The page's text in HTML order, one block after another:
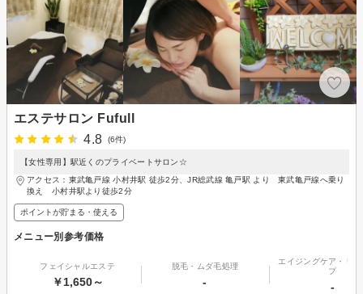
エステサロン Fufull
4.8
(6件)
【女性専用】駅近くのプライベートサロン☆
アクセス：東武亀戸線 小村井駅 徒歩2分、JR総武線 亀戸駅 より 東武亀戸線へ乗り
換え 小村井駅より徒歩2分
ポイントが貯まる・使える
メニュー別参考価格
フェイシャルエステ
￥1,650～
脱毛・ムダ毛処理
-
エイジングケア・リ
プ
-